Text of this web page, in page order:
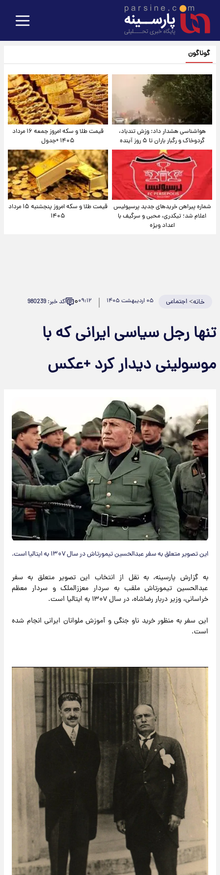
گوناگون
هواشناسی هشدار داد: وزش تندباد،
گردوخاک و رگبار باران تا ۵ روز آینده
قیمت طلا و سکه امروز جمعه ۱۶ مرداد
۱۴۰۵ +جدول
شماره پیراهن خریدهای جدید پرسپولیس
اعلام شد؛ تیکدری، محبی و سرگیف با
اعداد ویژه
قیمت طلا و سکه امروز پنجشنبه ۱۵ مرداد
۱۴۰۵
خانه>اجتماعی ۰۵ اردیبهشت ۱۴۰۵ ۰۹:۱۲۰ کد خبر: 980239
تنها رجل سیاسی ایرانی که با
موسولینی دیدار کرد +عکس
این تصویر متعلق به سفر عبدالحسین تیمورتاش در سال ۱۳۰۷ به ایتالیا است.
به گزارش پارسینه، به نقل از انتخاب این تصویر متعلق به سفر
عبدالحسین تیمورتاش ملقب به سردار معززالملک و سردار معظم
خراسانی، وزیر دربار رضاشاه، در سال ۱۳۰۷ به ایتالیا است.
این سفر به منظور خرید ناو جنگی و آموزش ملوانان ایرانی انجام شده
است.